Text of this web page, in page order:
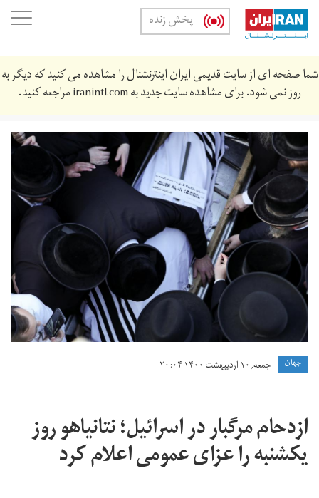
Skip
main
content
پخش زنده
شما صفحه ای از سایت قدیمی ایران اینترنشنال را مشاهده می کنید که دیگر به
روز نمی شود. برای مشاهده سایت جدید بهiranintl.comمراجعه کنید.
2021-
04-
religion-
crush.jpg
جهان جمعه, ۱۰ اردیبهشت ۱۴۰۰ ۲۰:۰۴
ازدحام مرگبار در اسرائیل؛ نتانیاهو روز
یکشنبه را عزای عمومی اعلام کرد